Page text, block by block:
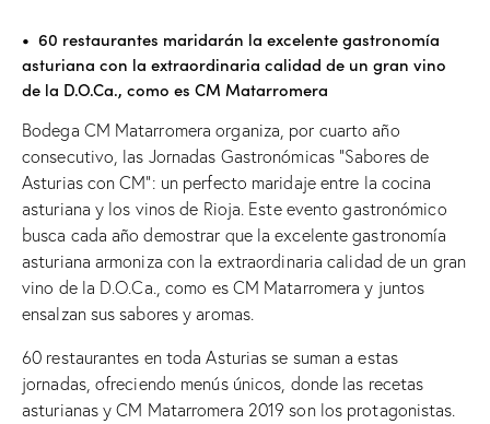
• 60 restaurantes maridarán la excelente gastronomía
asturiana con la extraordinaria calidad de un gran vino
de la D.O.Ca., como es CM Matarromera
Bodega CM Matarromera organiza, por cuarto año
consecutivo, las Jornadas Gastronómicas “Sabores de
Asturias con CM”: un perfecto maridaje entre la cocina
asturiana y los vinos de Rioja. Este evento gastronómico
busca cada año demostrar que la excelente gastronomía
asturiana armoniza con la extraordinaria calidad de un gran
vino de la D.O.Ca., como es CM Matarromera y juntos
ensalzan sus sabores y aromas.
60 restaurantes en toda Asturias se suman a estas
jornadas, ofreciendo menús únicos, donde las recetas
asturianas y CM Matarromera 2019 son los protagonistas.